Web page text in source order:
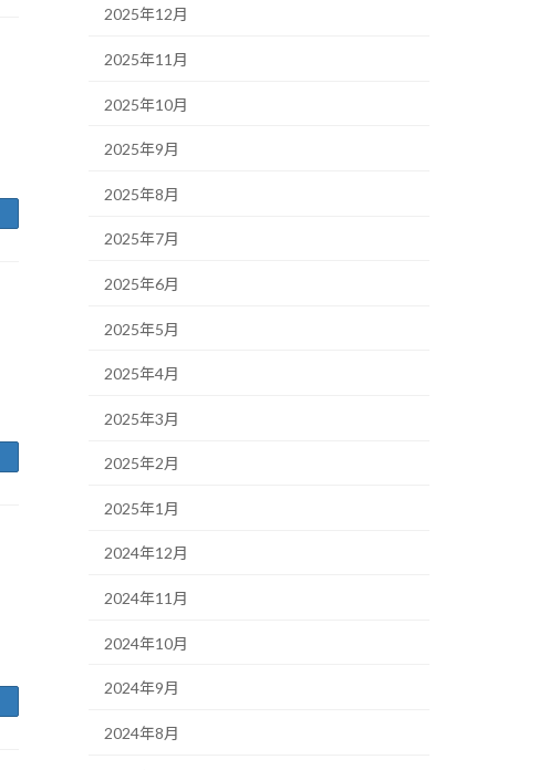
2025年12月
2025年11月
2025年10月
2025年9月
2025年8月
2025年7月
2025年6月
2025年5月
2025年4月
2025年3月
2025年2月
2025年1月
2024年12月
2024年11月
2024年10月
2024年9月
2024年8月